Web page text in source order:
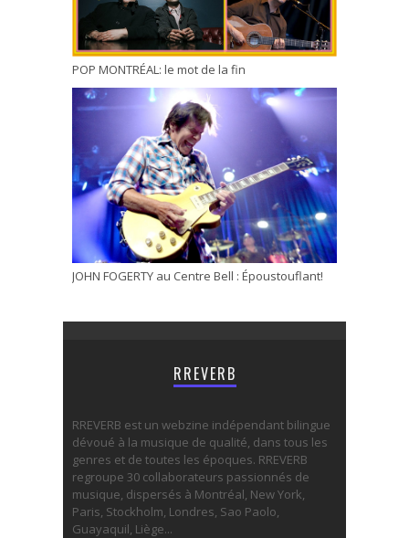
POP MONTRÉAL: le mot de la fin
JOHN FOGERTY au Centre Bell : Époustouflant!
RREVERB
RREVERB est un webzine indépendant bilingue
dévoué à la musique de qualité, dans tous les
genres et de toutes les époques. RREVERB
regroupe 30 collaborateurs passionnés de
musique, dispersés à Montréal, New York,
Paris, Stockholm, Londres, Sao Paolo,
Guayaquil, Liège...